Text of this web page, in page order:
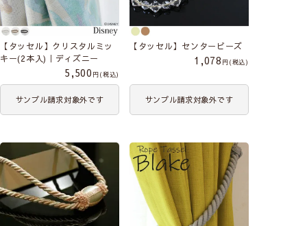
【タッセル】クリスタルミッ
キー(2本入)｜ディズニー
5,500 税込
サンプル請求対象外です
【タッセル】センタービーズ
1,078 税込
サンプル請求対象外です